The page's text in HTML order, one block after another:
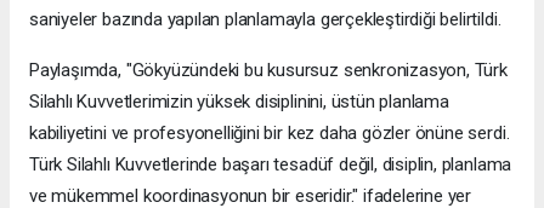
saniyeler bazında yapılan planlamayla gerçekleştirdiği belirtildi.
Paylaşımda, "Gökyüzündeki bu kusursuz senkronizasyon, Türk
Silahlı Kuvvetlerimizin yüksek disiplinini, üstün planlama
kabiliyetini ve profesyonelliğini bir kez daha gözler önüne serdi.
Türk Silahlı Kuvvetlerinde başarı tesadüf değil, disiplin, planlama
ve mükemmel koordinasyonun bir eseridir." ifadelerine yer